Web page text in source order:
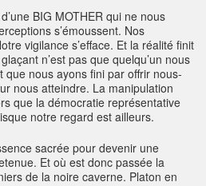
BIG MOTHER qui ne nous
s’émoussent. Nos
vigilance s’efface. Et la réalité finit
n’est pas que quelqu’un nous
que nous ayons fini par offrir nous-
nous atteindre. La manipulation
que la démocratie représentative
notre regard est ailleurs.
sacrée pour devenir une
Et où est donc passée la
de la noire caverne. Platon en